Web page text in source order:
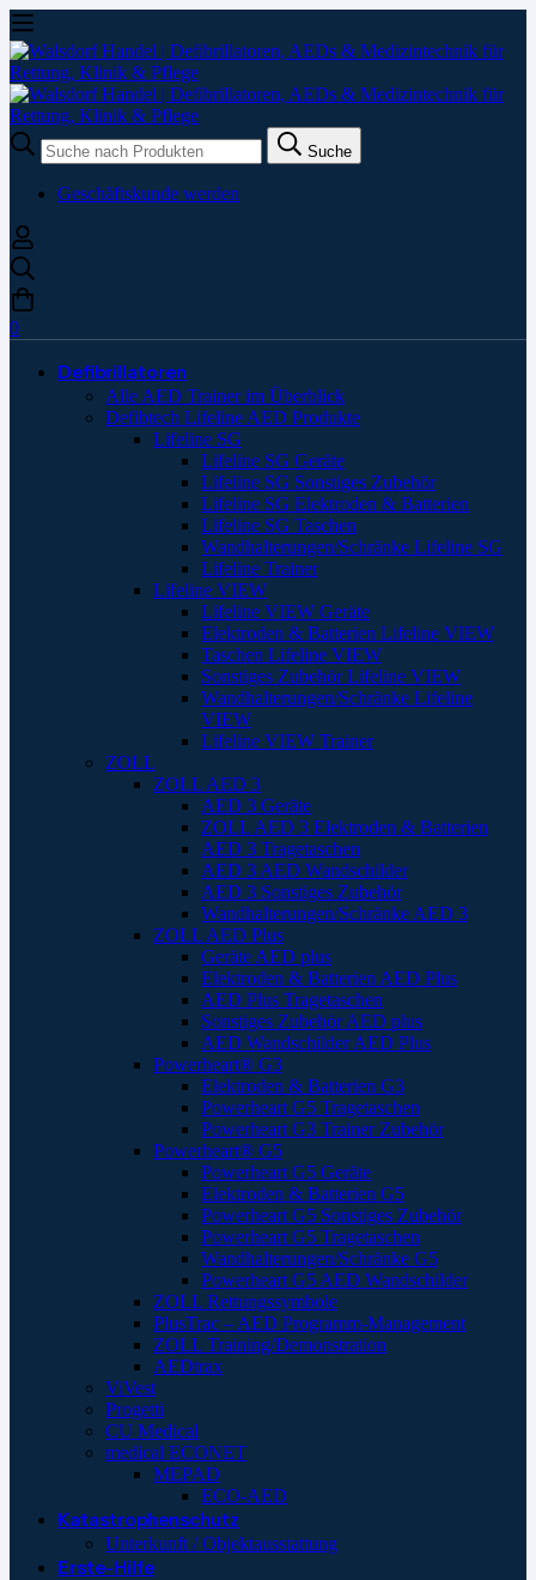
Suche
nach:
Suche
Geschäftskunde werden
0
Defibrillatoren
Alle AED Trainer im Überblick
Defibtech Lifeline AED Produkte
Lifeline SG
Lifeline SG Geräte
Lifeline SG Sonstiges Zubehör
Lifeline SG Elektroden & Batterien
Lifeline SG Taschen
Wandhalterungen/Schränke Lifeline SG
Lifeline Trainer
Lifeline VIEW
Lifeline VIEW Geräte
Elektroden & Batterien Lifeline VIEW
Taschen Lifeline VIEW
Sonstiges Zubehör Lifeline VIEW
Wandhalterungen/Schränke Lifeline
VIEW
Lifeline VIEW Trainer
ZOLL
ZOLL AED 3
AED 3 Geräte
ZOLL AED 3 Elektroden & Batterien
AED 3 Tragetaschen
AED 3 AED Wandschilder
AED 3 Sonstiges Zubehör
Wandhalterungen/Schränke AED 3
ZOLL AED Plus
Geräte AED plus
Elektroden & Batterien AED Plus
AED Plus Tragetaschen
Sonstiges Zubehör AED plus
AED Wandschilder AED Plus
Powerheart® G3
Elektroden & Batterien G3
Powerheart G5 Tragetaschen
Powerheart G3 Trainer Zubehör
Powerheart® G5
Powerheart G5 Geräte
Elektroden & Batterien G5
Powerheart G5 Sonstiges Zubehör
Powerheart G5 Tragetaschen
Wandhalterungen/Schränke G5
Powerheart G5 AED Wandschilder
ZOLL Rettungssymbole
PlusTrac – AED Programm-Management
ZOLL Training/Demonstration
AEDtrax
ViVest
Progetti
CU Medical
medical ECONET
MEPAD
ECO-AED
Katastrophenschutz
Unterkunft / Objektausstattung
Erste-Hilfe